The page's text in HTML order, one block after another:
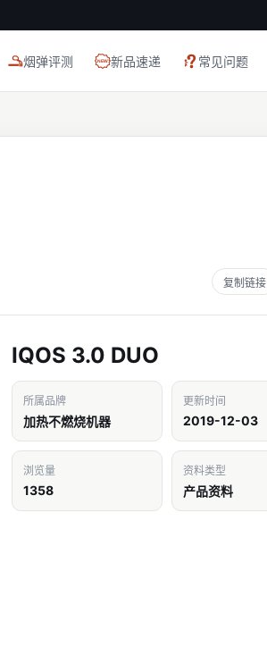
烟弹评测 新品速递 常见问题
复制链接
IQOS 3.0 DUO
所属品牌
加热不燃烧机器
更新时间
2019-12-03
浏览量
1358
资料类型
产品资料